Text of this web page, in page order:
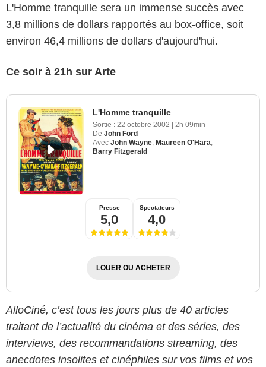
L'Homme tranquille sera un immense succès avec
3,8 millions de dollars rapportés au box-office, soit
environ 46,4 millions de dollars d'aujourd'hui.
Ce soir à 21h sur Arte
L'Homme tranquille
Sortie : 22 octobre 2002
2h 09min
De John Ford
Avec John Wayne, Maureen O'Hara,
Barry Fitzgerald
Presse
5,0
Spectateurs
4,0
LOUER OU ACHETER
AlloCiné, c’est tous les jours plus de 40 articles
traitant de l’actualité du cinéma et des séries, des
interviews, des recommandations streaming, des
anecdotes insolites et cinéphiles sur vos films et vos